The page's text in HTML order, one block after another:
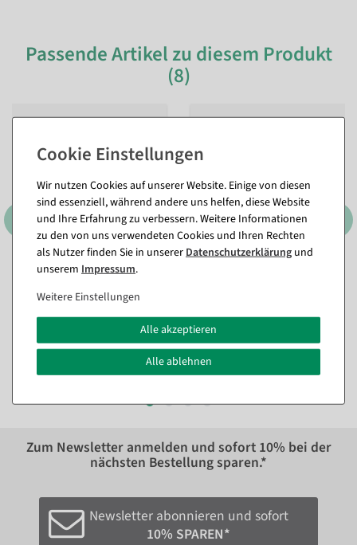
Passende Artikel zu diesem Produkt
(8)
Kleiderbügel Anti-Rutsch
Karton à 100 Stück
Sofort versandfähig.
142,74 €
119,95 EUR zzgl. ges. MwSt.
Artikel aktuell nicht lagernd.
154,64 €
129,95 EUR zzgl. ges. MwSt.
Zum Newsletter anmelden und sofort 10% bei der
nächsten Bestellung sparen.*
Newsletter abonnieren und sofort
10% SPAREN*
Wir nutzen Cookies auf unserer Website. Einige von diesen
sind essenziell, während andere uns helfen, diese Website
und Ihre Erfahrung zu verbessern. Weitere Informationen
zu den von uns verwendeten Cookies und Ihren Rechten
als Nutzer finden Sie in unsererDaten­schutz­erklärung und
unserem Impressum.
Weitere Einstellungen
Alle akzeptieren
Alle ablehnen